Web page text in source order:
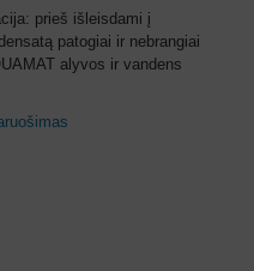
prieš išleisdami į
patogiai ir nebrangiai
alyvos ir vandens